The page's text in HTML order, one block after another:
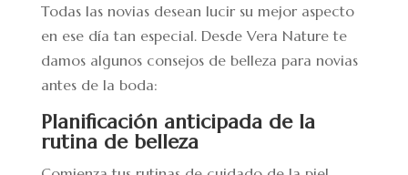
Todas las novias desean lucir su mejor aspecto
en ese día tan especial. Desde Vera Nature te
damos algunos consejos de belleza para novias
antes de la boda:
Planificación anticipada de la
rutina de belleza